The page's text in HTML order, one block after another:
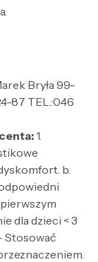
Bryła 99-
87 TEL.:046
1.
b.
dla dzieci < 3
Stosować